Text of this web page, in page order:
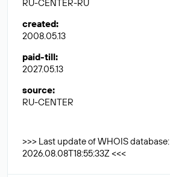
RU-CENTER-RU
created:
2008.05.13
paid-till:
2027.05.13
source:
RU-CENTER
>>> Last update of WHOIS database:
2026.08.08T18:55:33Z <<<